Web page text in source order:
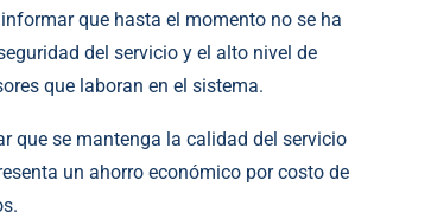
que hasta el momento no se ha
del servicio y el alto nivel de
que laboran en el sistema.
que se mantenga la calidad del servicio
un ahorro económico por costo de